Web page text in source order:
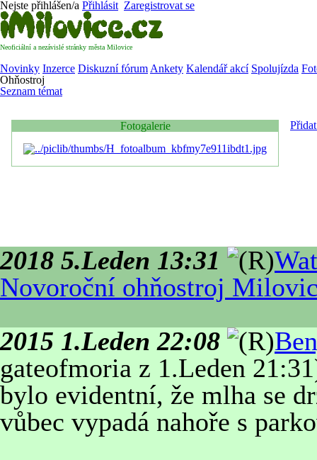
Nejste přihlášen/a Přihlásit Zaregistrovat se
Neoficiální a nezávislé stránky města Milovice
Novinky Inzerce Diskuzní fórum Ankety Kalendář akcí Spolujízda
Ohňostroj
Seznam témat
Fotogalerie
2018 5.Leden 13:31
Novoroční ohňostroj
2015 1.Leden 22:08
gateofmoria z 1.Leden
bylo evidentní, že mlha se
vůbec vypadá nahoře s